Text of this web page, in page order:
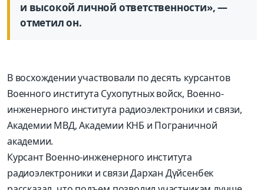
и высокой личной ответственности», —
отметил он.
В восхождении участвовали по десять курсантов
Военного института Сухопутных войск, Военно-
инженерного института радиоэлектроники и связи,
Академии МВД, Академии КНБ и Пограничной
академии.
Курсант Военно-инженерного института
радиоэлектроники и связи Дархан Дүйсенбек